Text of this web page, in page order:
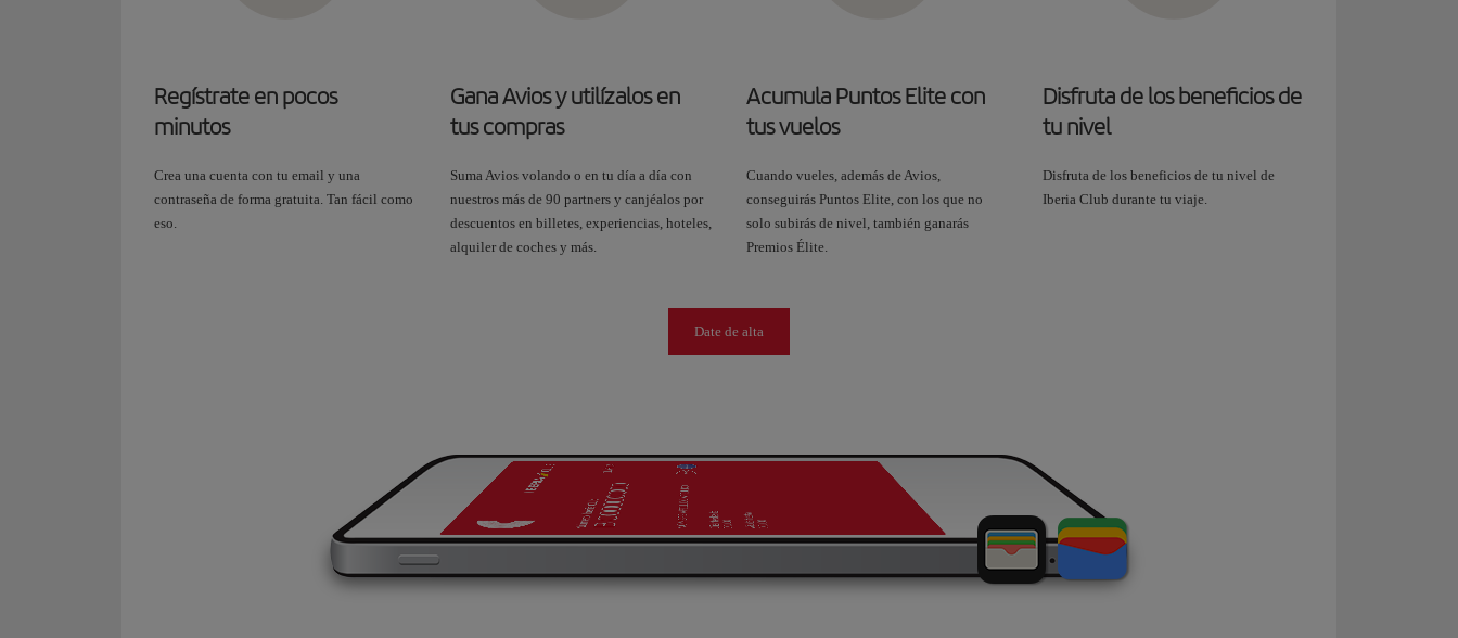
Regístrate en pocos
minutos
Crea una cuenta con tu email y una
contraseña de forma gratuita. Tan fácil como
eso.
Gana Avios y utilízalos en
tus compras
Suma Avios volando o en tu día a día con
nuestros más de 90 partners y canjéalos por
descuentos en billetes, experiencias, hoteles,
alquiler de coches y más.
Acumula Puntos Elite con
tus vuelos
Cuando vueles, además de Avios,
conseguirás Puntos Elite, con los que no
solo subirás de nivel, también ganarás
Premios Élite.
Disfruta de los beneficios de
tu nivel
Disfruta de los beneficios de tu nivel de
Iberia Club durante tu viaje.
Date de alta